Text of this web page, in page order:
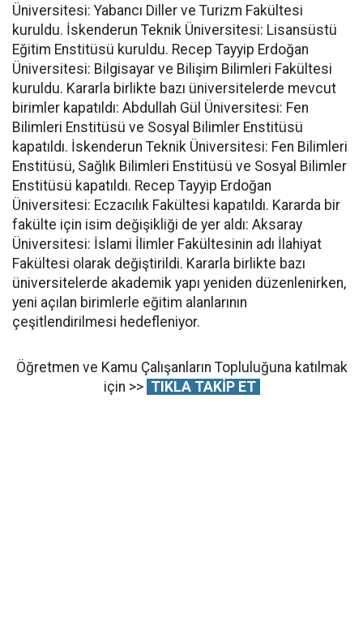
Üniversitesi: Yabancı Diller ve Turizm Fakültesi
kuruldu. İskenderun Teknik Üniversitesi: Lisansüstü
Eğitim Enstitüsü kuruldu. Recep Tayyip Erdoğan
Üniversitesi: Bilgisayar ve Bilişim Bilimleri Fakültesi
kuruldu. Kararla birlikte bazı üniversitelerde mevcut
birimler kapatıldı: Abdullah Gül Üniversitesi: Fen
Bilimleri Enstitüsü ve Sosyal Bilimler Enstitüsü
kapatıldı. İskenderun Teknik Üniversitesi: Fen Bilimleri
Enstitüsü, Sağlık Bilimleri Enstitüsü ve Sosyal Bilimler
Enstitüsü kapatıldı. Recep Tayyip Erdoğan
Üniversitesi: Eczacılık Fakültesi kapatıldı. Kararda bir
fakülte için isim değişikliği de yer aldı: Aksaray
Üniversitesi: İslami İlimler Fakültesinin adı İlahiyat
Fakültesi olarak değiştirildi. Kararla birlikte bazı
üniversitelerde akademik yapı yeniden düzenlenirken,
yeni açılan birimlerle eğitim alanlarının
çeşitlendirilmesi hedefleniyor.
Öğretmen ve Kamu Çalışanların Topluluğuna katılmak
için >> TIKLA TAKİP ET